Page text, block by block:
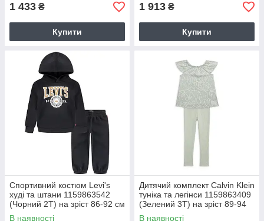
1 433 ₴
Купити
1 913 ₴
Купити
Спортивний костюм Levi's
худі та штани 1159863542
(Чорний 2T) на зріст 86-92 см
В наявності
Дитячий комплект Calvin Klein
туніка та легінси 1159863409
(Зелений 3T) на зріст 89-94
см
В наявності